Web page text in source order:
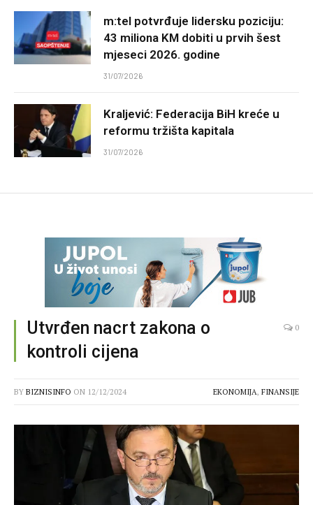
m:tel potvrđuje lidersku poziciju:
43 miliona KM dobiti u prvih šest
mjeseci 2026. godine
31/07/2026
Kraljević: Federacija BiH kreće u
reformu tržišta kapitala
31/07/2026
Utvrđen nacrt zakona o
kontroli cijena
0
BY BIZNISINFO ON 12/12/2024 EKONOMIJA, FINANSIJE